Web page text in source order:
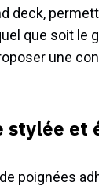
deck,
que soit le
une
et
poignées